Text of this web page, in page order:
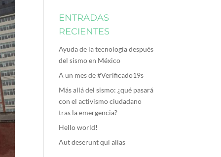
ENTRADAS
RECIENTES
Ayuda de la tecnología después
del sismo en México
A un mes de #Verificado19s
Más allá del sismo: ¿qué pasará
con el activismo ciudadano
tras la emergencia?
Hello world!
Aut deserunt qui alias